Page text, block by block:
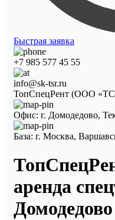
Быстрая заявка
+7 985 577 45 55
info@sk-tsr.ru
ТопСпецРент (ООО
Офис: г. Домодедово,
База: г. Москва,
аренда